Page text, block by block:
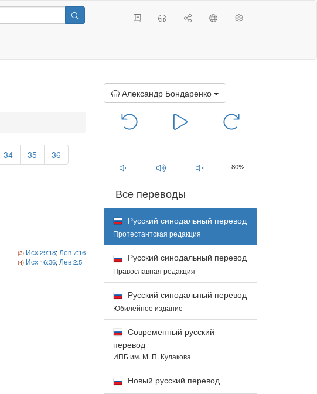
34 35 36
Исх 29:18; Лев 7:16
Исх 16:36; Лев 2:5
Александр Бондаренко
80%
Все переводы
Русский синодальный перевод
Протестантская редакция
Русский синодальный перевод
Православная редакция
Русский синодальный перевод
Юбилейное издание
Современный русский
перевод
ИПБ им. М. П. Кулакова
Новый русский перевод